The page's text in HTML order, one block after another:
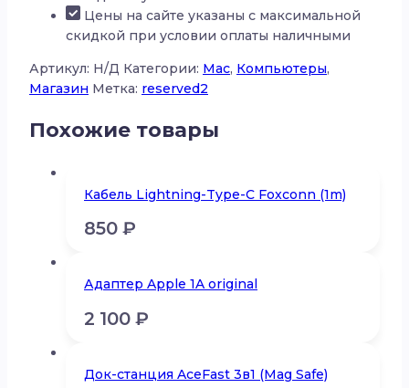
Цены на сайте указаны с максимальной
скидкой при условии оплаты наличными
Артикул: Н/Д Категории: Mac, Компьютеры,
Магазин Метка: reserved2
Похожие товары
Кабель Lightning-Type-C Foxconn (1m)
850 ₽
Адаптер Apple 1A original
2 100 ₽
Док-станция AceFast 3в1 (Mag Safe)